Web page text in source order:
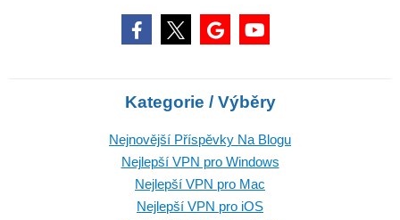
Kategorie / Výběry
Nejnovější Příspěvky Na Blogu
Nejlepší VPN pro Windows
Nejlepší VPN pro Mac
Nejlepší VPN pro iOS